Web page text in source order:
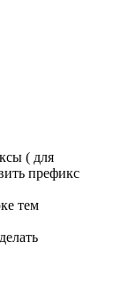
( для
префикс
тем